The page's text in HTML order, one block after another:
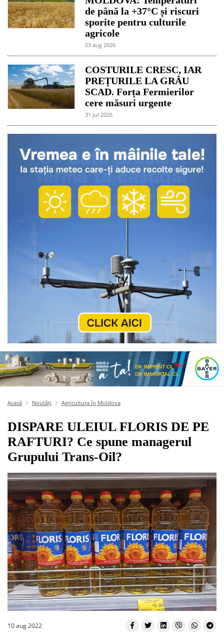
de până la +37°C și riscuri
sporite pentru culturile
agricole
03 aug 2026
COSTURILE CRESC, IAR
PREȚURILE LA GRÂU
SCAD. Forța Fermierilor
cere măsuri urgente
31 jul 2026
Acasă Noutăți Agricultura în Moldova
DISPARE ULEIUL FLORIS DE PE
RAFTURI? Ce spune managerul
Grupului Trans-Oil?
10 aug 2022